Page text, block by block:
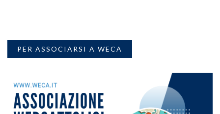
PER ASSOCIARSI A WECA